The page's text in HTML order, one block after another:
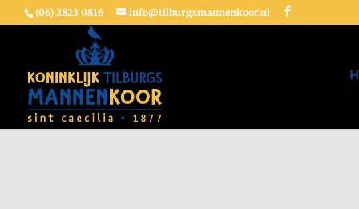
(06) 2823 0816 info@tilburgsmannenkoor.nl